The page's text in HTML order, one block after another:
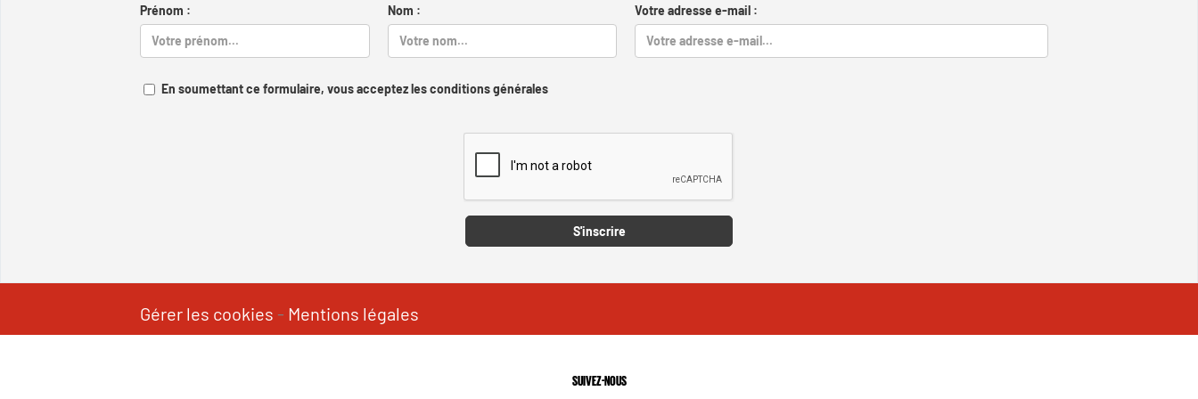
Prénom : Nom : Votre adresse e-mail :
En soumettant ce formulaire, vous acceptez les conditions générales
S'inscrire
Gérer les cookies - Mentions légales
SUIVEZ-NOUS